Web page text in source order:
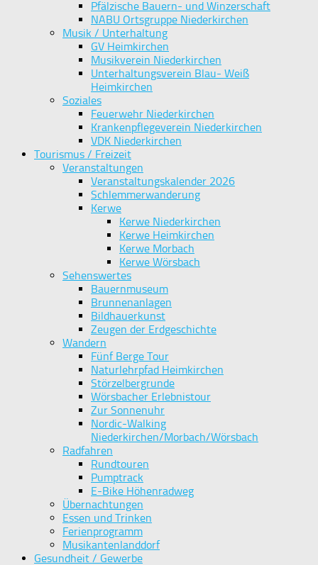
Pfälzische Bauern- und Winzerschaft
NABU Ortsgruppe Niederkirchen
Musik / Unterhaltung
GV Heimkirchen
Musikverein Niederkirchen
Unterhaltungsverein Blau- Weiß
Heimkirchen
Soziales
Feuerwehr Niederkirchen
Krankenpflegeverein Niederkirchen
VDK Niederkirchen
Tourismus / Freizeit
Veranstaltungen
Veranstaltungskalender 2026
Schlemmerwanderung
Kerwe
Kerwe Niederkirchen
Kerwe Heimkirchen
Kerwe Morbach
Kerwe Wörsbach
Sehenswertes
Bauernmuseum
Brunnenanlagen
Bildhauerkunst
Zeugen der Erdgeschichte
Wandern
Fünf Berge Tour
Naturlehrpfad Heimkirchen
Störzelbergrunde
Wörsbacher Erlebnistour
Zur Sonnenuhr
Nordic-Walking
Niederkirchen/Morbach/Wörsbach
Radfahren
Rundtouren
Pumptrack
E-Bike Höhenradweg
Übernachtungen
Essen und Trinken
Ferienprogramm
Musikantenlanddorf
Gesundheit / Gewerbe